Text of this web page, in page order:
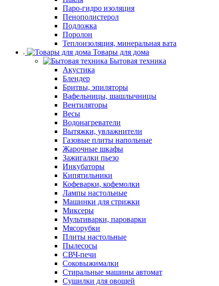
Паро-гидро изоляция
Пенополистерол
Подложка
Поролон
Теплоизоляция, минеральная вата
Товары для дома
Бытовая техника
Акустика
Блендер
Бритвы, эпиляторы
Вафельницы, шашлычницы
Вентиляторы
Весы
Водонагреватели
Вытяжки, увлажнители
Газовые плиты напольные
Жарочные шкафы
Зажигалки пьезо
Инкубаторы
Кипятильники
Кофеварки, кофемолки
Лампы настольные
Машинки для стрижки
Миксеры
Мультиварки, пароварки
Мясорубки
Плиты настольные
Пылесосы
СВЧ-печи
Соковыжималки
Стиральные машины автомат
Сушилки для овощей